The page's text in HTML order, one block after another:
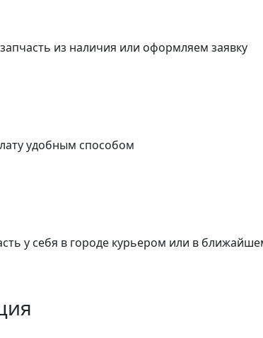
из наличия или оформляем заявку
удобным способом
у себя в городе курьером или в